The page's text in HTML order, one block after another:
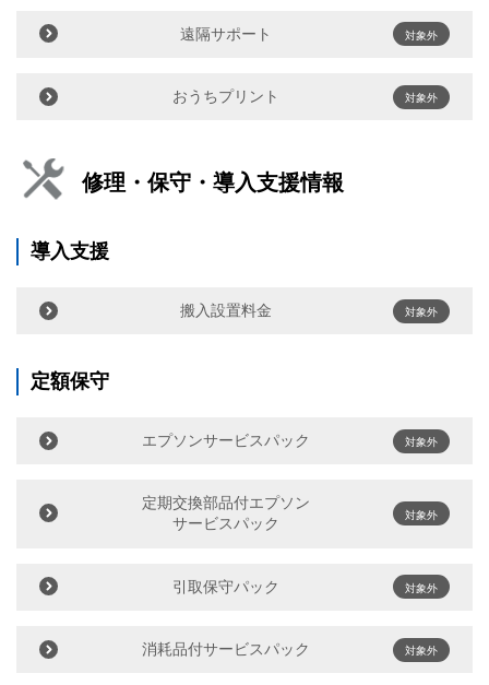
遠隔サポート 対象外
おうちプリント 対象外
修理・保守・導入支援情報
導入支援
搬入設置料金 対象外
定額保守
エプソンサービスパック 対象外
定期交換部品付エプソン
サービスパック
対象外
引取保守パック 対象外
消耗品付サービスパック 対象外